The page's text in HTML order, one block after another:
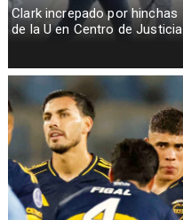
Clark increpado por hinchas
de la U en Centro de Justicia